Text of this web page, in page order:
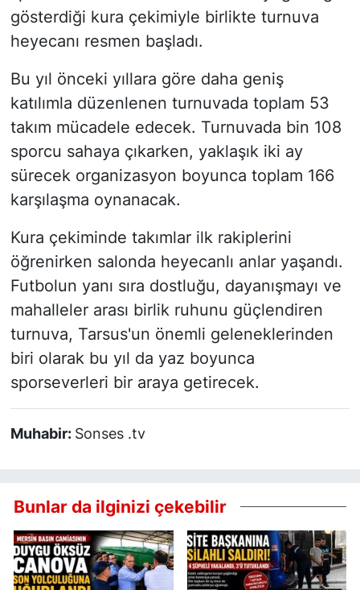
gösterdiği kura çekimiyle birlikte turnuva
heyecanı resmen başladı.
Bu yıl önceki yıllara göre daha geniş
katılımla düzenlenen turnuvada toplam 53
takım mücadele edecek. Turnuvada bin 108
sporcu sahaya çıkarken, yaklaşık iki ay
sürecek organizasyon boyunca toplam 166
karşılaşma oynanacak.
Kura çekiminde takımlar ilk rakiplerini
öğrenirken salonda heyecanlı anlar yaşandı.
Futbolun yanı sıra dostluğu, dayanışmayı ve
mahalleler arası birlik ruhunu güçlendiren
turnuva, Tarsus'un önemli geleneklerinden
biri olarak bu yıl da yaz boyunca
sporseverleri bir araya getirecek.
Muhabir: Sonses .tv
Bunlar da ilginizi çekebilir